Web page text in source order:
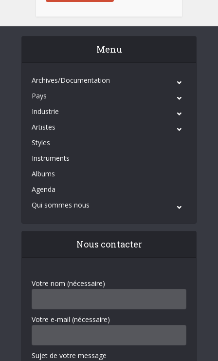
Menu
Archives/Documentation
Pays
Industrie
Artistes
Styles
Instruments
Albums
Agenda
Qui sommes nous
Nous contacter
Votre nom (nécessaire)
Votre e-mail (nécessaire)
Sujet de votre message